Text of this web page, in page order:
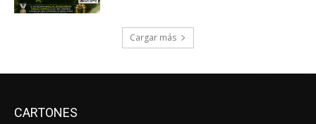
Cargar más
CARTONES